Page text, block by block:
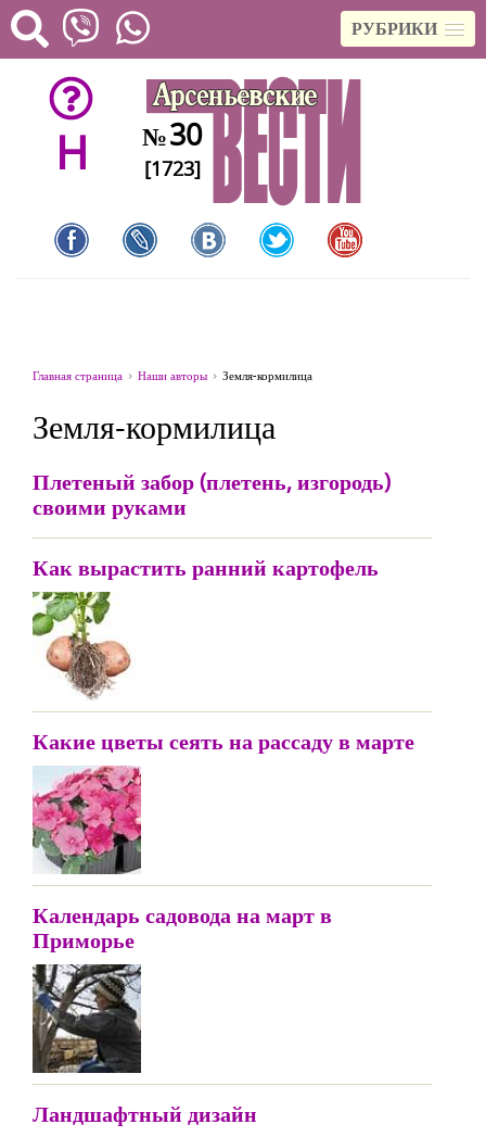
РУБРИКИ
H №30
[1723]
Главная страница Наши авторы Земля-кормилица
Земля-кормилица
Плетеный забор (плетень, изгородь)
своими руками
Как вырастить ранний картофель
Какие цветы сеять на рассаду в марте
Календарь садовода на март в
Приморье
Ландшафтный дизайн